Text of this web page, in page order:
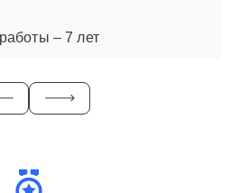
– 7 лет